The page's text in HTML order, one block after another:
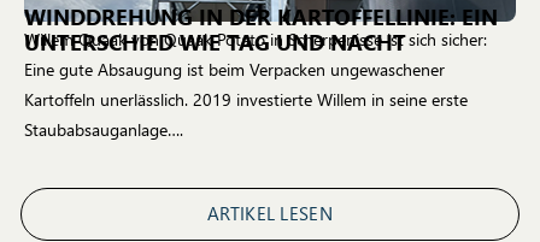
WINDDREHUNG IN DER KARTOFFELLINIE: EIN
UNTERSCHIED WIE TAG UND NACHT
Willem Quaak von Quaak Potato in Scherpenisse ist sich sicher:
Eine gute Absaugung ist beim Verpacken ungewaschener
Kartoffeln unerlässlich. 2019 investierte Willem in seine erste
Staubabsauganlage….
ARTIKEL LESEN